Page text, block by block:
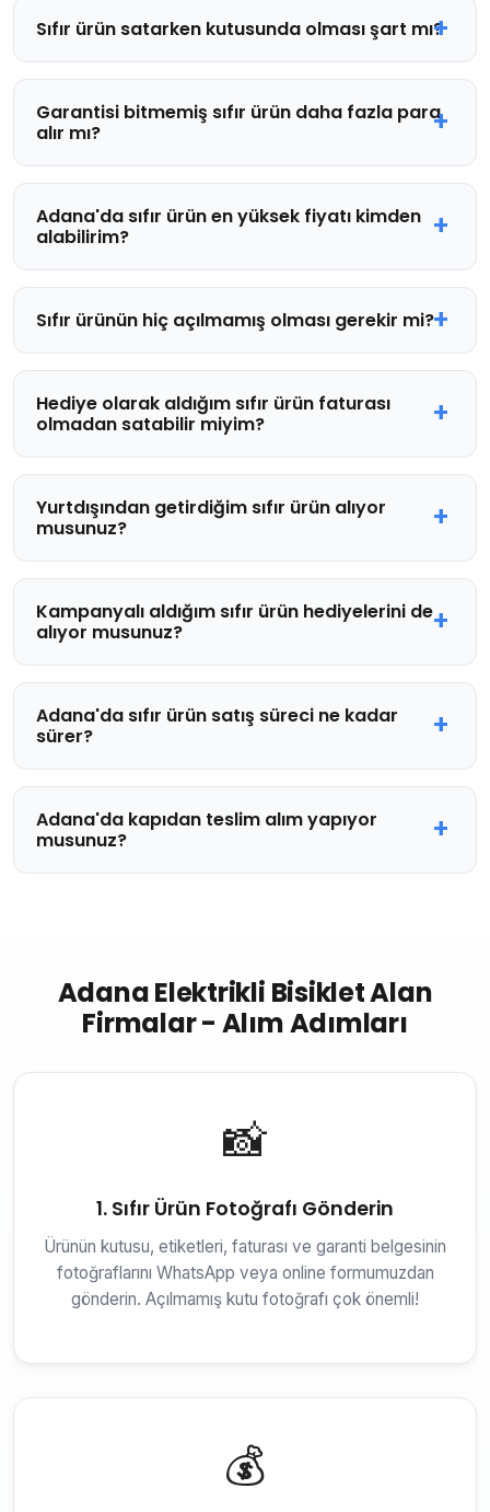
Sıfır ürün satarken kutusunda olması şart mı?
Garantisi bitmemiş sıfır ürün daha fazla para
alır mı?
Adana'da sıfır ürün en yüksek fiyatı kimden
alabilirim?
Sıfır ürünün hiç açılmamış olması gerekir mi?
Hediye olarak aldığım sıfır ürün faturası
olmadan satabilir miyim?
Yurtdışından getirdiğim sıfır ürün alıyor
musunuz?
Kampanyalı aldığım sıfır ürün hediyelerini de
alıyor musunuz?
Adana'da sıfır ürün satış süreci ne kadar
sürer?
Adana'da kapıdan teslim alım yapıyor
musunuz?
Adana Elektrikli Bisiklet Alan
Firmalar - Alım Adımları
📸
1. Sıfır Ürün Fotoğrafı Gönderin
Ürünün kutusu, etiketleri, faturası ve garanti belgesinin
fotoğraflarını WhatsApp veya online formumuzdan
gönderin. Açılmamış kutu fotoğrafı çok önemli!
💰